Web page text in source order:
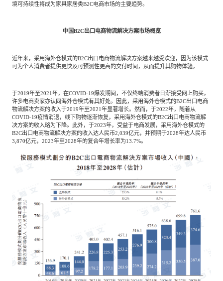
境可持续性将成为家具家居类B2C电商市场的主要趋势。
中国B2C出口电商物流解决方案市场概览
近年来，采用海外仓模式的B2C出口电商物流解决方案越来越受欢迎，因为该模式
可为个人消费者提供更快及可预测性更高的交付时间，从而提升其购物体验。
于2019年至2021年，在COVID-19爆发期间，不仅终端消费者日渐接受网上购买，
许多电商卖家亦认同海外仓模式有其好处。因此，采用海外仓模式的B2C出口电商
物流解决方案的收入于2019年至2021年显著增长。然而，于2022年，随着从
COVID-19疫情消退，线下购物逐渐恢复，采用海外仓模式的B2C出口电商物流解
决方案的收入略为下降。此外，于2023年，受益于电商发展，采用海外仓模式的
B2C出口电商物流解决方案的收入达人民币2,039亿元，并预期于2028年达人民币
3,870亿元，2023年至2028年的复合年增长率为13.7%。